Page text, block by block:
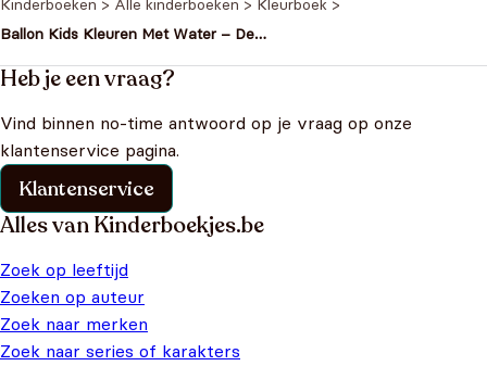
Kinderboeken > Alle kinderboeken > Kleurboek >
Ballon Kids Kleuren Met Water – De
Heb je een vraag?
Vind binnen no-time antwoord op je vraag op onze
klantenservice pagina.
Klantenservice
Alles van Kinderboekjes.be
Zoek op leeftijd
Zoeken op auteur
Zoek naar merken
Zoek naar series of karakters